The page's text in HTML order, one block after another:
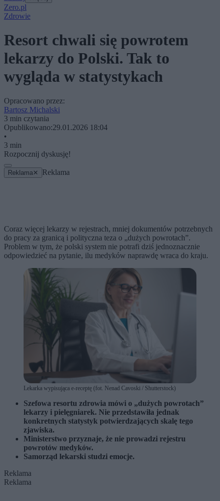
Zero.pl
Zdrowie
Resort chwali się powrotem
lekarzy do Polski. Tak to
wygląda w statystykach
Opracowano przez:
Bartosz Michalski
3 min czytania
Opublikowano:29.01.2026 18:04
•
3 min
Rozpocznij dyskusję!
Reklama ✕ Reklama
Coraz więcej lekarzy w rejestrach, mniej dokumentów potrzebnych
do pracy za granicą i polityczna teza o „dużych powrotach”.
Problem w tym, że polski system nie potrafi dziś jednoznacznie
odpowiedzieć na pytanie, ilu medyków naprawdę wraca do kraju.
Lekarka wypisująca e-receptę (fot. Nenad Cavoski / Shutterstock)
Szefowa resortu zdrowia mówi o „dużych powrotach”
lekarzy i pielęgniarek. Nie przedstawiła jednak
konkretnych statystyk potwierdzających skalę tego
zjawiska.
Ministerstwo przyznaje, że nie prowadzi rejestru
powrotów medyków.
Samorząd lekarski studzi emocje.
Reklama
Reklama